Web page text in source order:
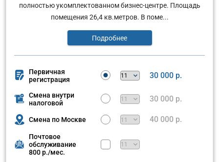
полностью укомплектованном бизнес-центре. Площадь
помещения 26,4 кв.метров. В поме...
Подробнее
Первичная
регистрация
30 000 р.
Смена внутри
налоговой
30 000 р.
Смена по Москве 40 000 р.
Почтовое
обслуживание
800 р./мес.